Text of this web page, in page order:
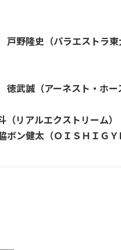
史（パラエストラ東
（アーネスト・ホース
アルエクストリーム）
ＯＩＳＨＩＧＹＭ